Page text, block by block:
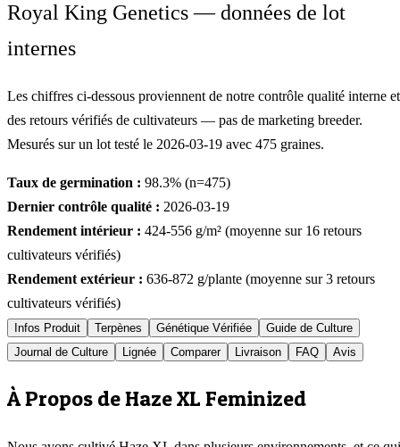
Royal King Genetics — données de lot
internes
Les chiffres ci-dessous proviennent de notre contrôle qualité interne et
des retours vérifiés de cultivateurs — pas de marketing breeder.
Mesurés sur un lot testé le 2026-03-19 avec 475 graines.
Taux de germination : 98.3% (n=475)
Dernier contrôle qualité : 2026-03-19
Rendement intérieur : 424-556 g/m² (moyenne sur 16 retours
cultivateurs vérifiés)
Rendement extérieur : 636-872 g/plante (moyenne sur3 retours
cultivateurs vérifiés)
Infos Produit Terpènes Génétique Vérifiée
Guide de Culture
Journal de Culture
Lignée Comparer Livraison FAQ Avis
À Propos de Haze XL Feminized